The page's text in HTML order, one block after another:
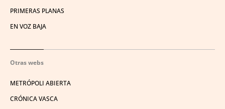
PRIMERAS PLANAS
EN VOZ BAJA
Otras webs
METRÓPOLI ABIERTA
CRÓNICA VASCA